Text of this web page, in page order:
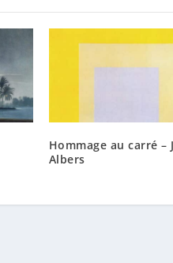
Hommage au carré –
Albers